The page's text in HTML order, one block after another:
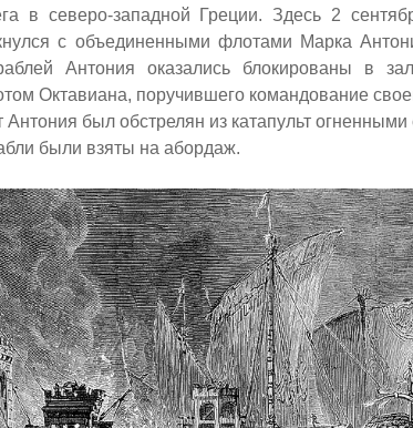
в северо-западной Греции. Здесь 2
с объединенными флотами Марка
Антония оказались блокированы в
Октавиана, поручившего командование
был обстрелян из катапульт огненными
были взяты на абордаж.